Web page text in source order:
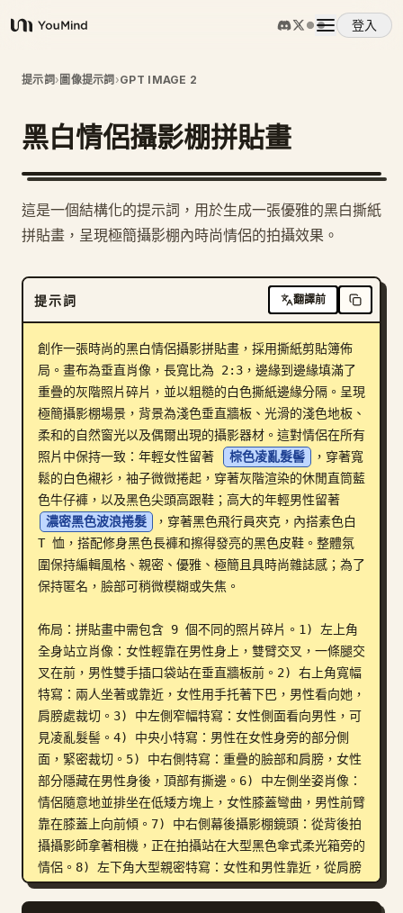
YouMind
登入
概覽
使用案例
定價
下載
部落格
更新
提示詞› 圖像提示詞 ›GPT IMAGE 2
黑白情侶攝影棚拼貼畫
這是一個結構化的提示詞，用於生成一張優雅的黑白撕紙
拼貼畫，呈現極簡攝影棚內時尚情侶的拍攝效果。
提示詞 翻譯前
創作一張時尚的黑白情侶攝影拼貼畫，採用撕紙剪貼簿佈
局。畫布為垂直肖像，長寬比為 2:3，邊緣到邊緣填滿了
重疊的灰階照片碎片，並以粗糙的白色撕紙邊緣分隔。呈現
極簡攝影棚場景，背景為淺色垂直牆板、光滑的淺色地板、
柔和的自然窗光以及偶爾出現的攝影器材。這對情侶在所有
照片中保持一致：年輕女性留著
棕色凌亂髮髻
，穿著寬
鬆的白色襯衫，袖子微微捲起，穿著灰階渲染的休閒直筒藍
色牛仔褲，以及黑色尖頭高跟鞋；高大的年輕男性留著
濃密黑色波浪捲髮
，穿著黑色飛行員夾克，內搭素色白
T 恤，搭配修身黑色長褲和擦得發亮的黑色皮鞋。整體氛
圍保持編輯風格、親密、優雅、極簡且具時尚雜誌感；為了
保持匿名，臉部可稍微模糊或失焦。
佈局：拼貼畫中需包含 9 個不同的照片碎片。1) 左上角
全身站立肖像：女性輕靠在男性身上，雙臂交叉，一條腿交
叉在前，男性雙手插口袋站在垂直牆板前。2) 右上角寬幅
特寫：兩人坐著或靠近，女性用手托著下巴，男性看向她，
肩膀處裁切。3) 中左側窄幅特寫：女性側面看向男性，可
見凌亂髮髻。4) 中央小特寫：男性在女性身旁的部分側
面，緊密裁切。5) 中右側特寫：重疊的臉部和肩膀，女性
部分隱藏在男性身後，頂部有撕邊。6) 中左側坐姿肖像：
情侶隨意地並排坐在低矮方塊上，女性膝蓋彎曲，男性前臂
靠在膝蓋上向前傾。7) 中右側幕後攝影棚鏡頭：從背後拍
攝攝影師拿著相機，正在拍攝站在大型黑色傘式柔光箱旁的
情侶。8) 左下角大型親密特寫：女性和男性靠近，從肩膀
向上進行戲劇性裁切。9) 右下角全身站立肖像：情侶分開